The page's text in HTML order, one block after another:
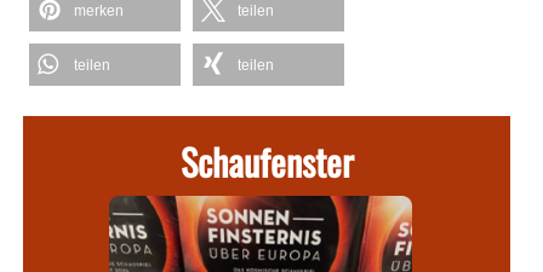
merken teilen
teilen teilen
Schaufenster